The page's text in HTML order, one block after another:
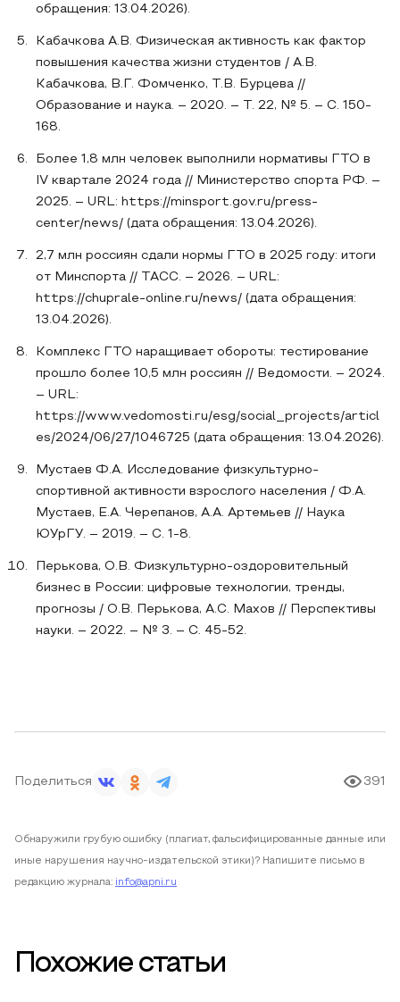
обращения: 13.04.2026).
Кабачкова А.В. Физическая активность как фактор
повышения качества жизни студентов / А.В.
Кабачкова, В.Г. Фомченко, Т.В. Бурцева //
Образование и наука. – 2020. – Т. 22, № 5. – С. 150-
168.
Более 1,8 млн человек выполнили нормативы ГТО в
IV квартале 2024 года // Министерство спорта РФ. –
2025. – URL: https://minsport.gov.ru/press-
center/news/ (дата обращения: 13.04.2026).
2,7 млн россиян сдали нормы ГТО в 2025 году: итоги
от Минспорта // ТАСС. – 2026. – URL:
https://chuprale-online.ru/news/ (дата обращения:
13.04.2026).
Комплекс ГТО наращивает обороты: тестирование
прошло более 10,5 млн россиян // Ведомости. – 2024.
– URL:
https://www.vedomosti.ru/esg/social_projects/articl
es/2024/06/27/1046725 (дата обращения: 13.04.2026).
Мустаев Ф.А. Исследование физкультурно-
спортивной активности взрослого населения / Ф.А.
Мустаев, Е.А. Черепанов, А.А. Артемьев // Наука
ЮУрГУ. – 2019. – С. 1-8.
Перькова, О.В. Физкультурно-оздоровительный
бизнес в России: цифровые технологии, тренды,
прогнозы / О.В. Перькова, А.С. Махов // Перспективы
науки. – 2022. – № 3. – С. 45-52.
Поделиться 391
Обнаружили грубую ошибку (плагиат, фальсифицированные данные или
иные нарушения научно-издательской этики)? Напишите письмо в
редакцию журнала: info@apni.ru
Похожие статьи